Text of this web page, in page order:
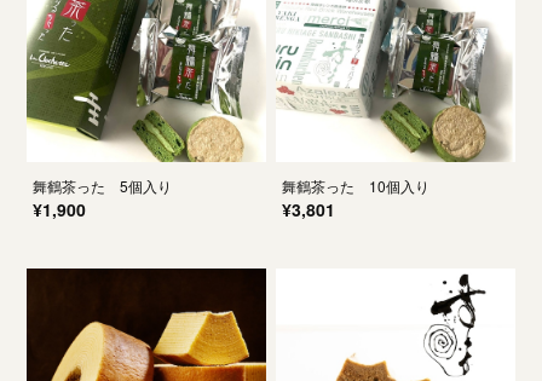
舞鶴茶った 5個入り
¥1,900
舞鶴茶った 10個入り
¥3,801